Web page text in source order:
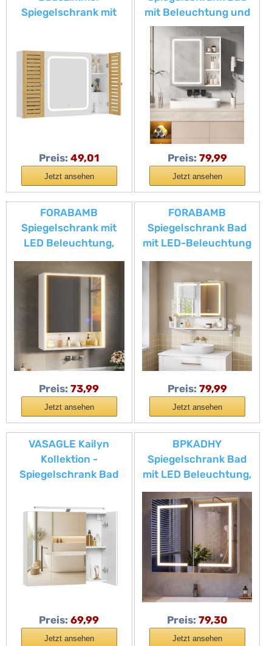
Spiegelschrank mit
Badezimmerschrank
mit 2 Bambustür, HD-
Spiegel, Verstellbarer
Ablage, Berührung
Sensorschalter,
Preis: 49,01
Jetzt ansehen
mit Beleuchtung und
Steckdosen, 2 Offenes
Ablagen, Badezimmer
Spiegelschranks mit
Verstellbaren Ablagen,
3 Farbtemperatur
Dimmbare, Berührung
Sensorschalter, Weiß
Preis: 79,99
Jetzt ansehen
FORABAMB
Spiegelschrank mit
LED Beleuchtung,
Steckdose & 3
Farbtemperaturen
Preis: 73,99
Jetzt ansehen
FORABAMB
Spiegelschrank Bad
mit LED-Beleuchtung
& Steckdose,
Badezimmerschrank
mit verstellbarer
Ablage, Badezimmer
Spiegelschrank mit
HD-Spiegel, 3
Farbtemperatur
cm,Weiß
Preis: 79,99
Jetzt ansehen
VASAGLE Kailyn
Kollektion -
Spiegelschrank Bad
Badezimmerschrank
mit 3 Türen,
Wandschrank mit
verstellbaren Ablagen,
moderner Stil, 15 x 70 x
60 cm, wolkenweiß
Preis: 69,99
Jetzt ansehen
BPKADHY
Spiegelschrank Bad
mit LED Beleuchtung,
80x13.5x60cm,
Badezimmer
Spiegelschrank mit 3
Lichtfarben Dimmbar,
1Türen, Hängeschrank
mit Glasablage &
Speicherfunktion, Weiß
(2 Türen
Preis: 79,30
Jetzt ansehen